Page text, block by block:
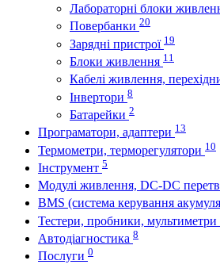
Лабораторні блоки
Повербанки 20
Зарядні пристрої 19
Блоки живлення 11
Кабелі живлення,
Інвертори 8
Батарейки 2
Програматори, адаптери 13
Термометри, терморегулятори 10
Інструмент 5
Модулі живлення, DC-DC
BMS (система керування
Тестери, пробники, мультиметри
Автодіагностика 8
Послуги 0